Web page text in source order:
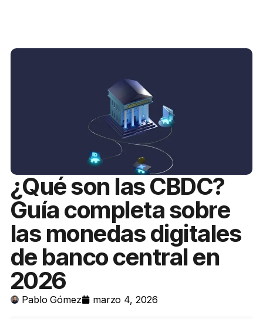
¿Qué son las CBDC?
Guía completa sobre
las monedas digitales
de banco central en
2026
Pablo Gómez marzo 4, 2026